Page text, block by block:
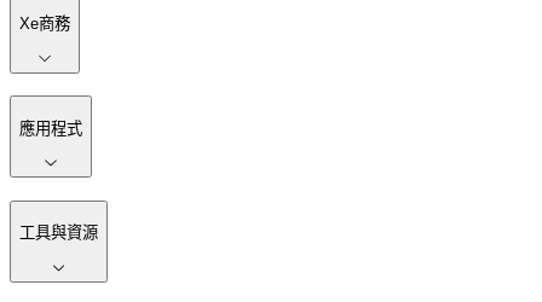
Xe商務
應用程式
工具與資源